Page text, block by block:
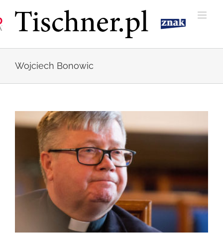
zawartości
Wojciech Bonowic